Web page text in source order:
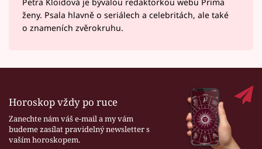
Petra Kloidová je bývalou redaktorkou webu Prima
ženy. Psala hlavně o seriálech a celebritách, ale také
o znameních zvěrokruhu.
Horoskop vždy po ruce
Zanechte nám váš e-mail a my vám
budeme zasílat pravidelný newsletter s
vaším horoskopem.